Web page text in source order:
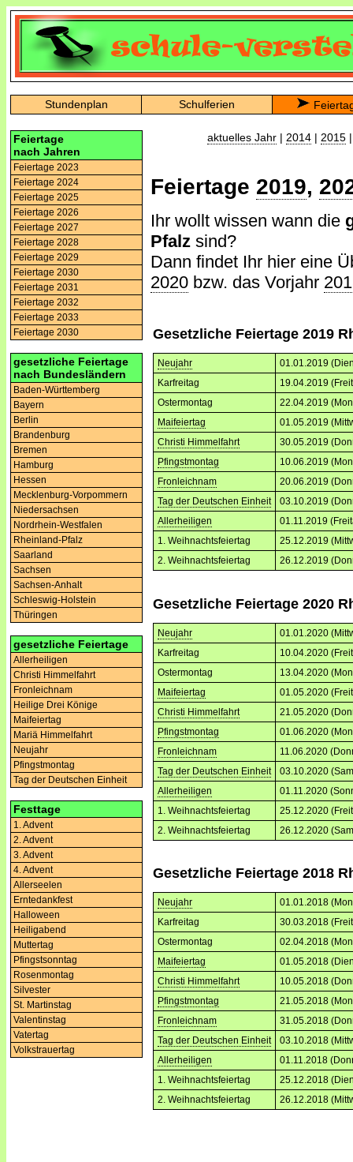
Stundenplan Schulferien
Feiertage
nach Jahren
Feiertage 2023
Feiertage 2024
Feiertage 2025
Feiertage 2026
Feiertage 2027
Feiertage 2028
Feiertage 2029
Feiertage 2030
Feiertage 2031
Feiertage 2032
Feiertage 2033
Feiertage 2030
gesetzliche Feiertage
nach Bundesländern
Baden-Württemberg
Bayern
Berlin
Brandenburg
Bremen
Hamburg
Hessen
Mecklenburg-Vorpommern
Niedersachsen
Nordrhein-Westfalen
Rheinland-Pfalz
Saarland
Sachsen
Sachsen-Anhalt
Schleswig-Holstein
Thüringen
gesetzliche Feiertage
Allerheiligen
Christi Himmelfahrt
Fronleichnam
Heilige Drei Könige
Maifeiertag
Mariä Himmelfahrt
Neujahr
Pfingstmontag
Tag der Deutschen Einheit
Festtage
1. Advent
2. Advent
3. Advent
4. Advent
Allerseelen
Erntedankfest
Halloween
Heiligabend
Muttertag
Pfingstsonntag
Rosenmontag
Silvester
St. Martinstag
Valentinstag
Vatertag
Volkstrauertag
aktuelles Jahr | 2014 | 2015
Feiertage 2019,
Ihr wollt wissen wann die
Pfalz sind?
Dann findet Ihr hier eine
2020 bzw. das Vorjahr
Gesetzliche Feiertage 2019
Neujahr
01.01.2019
Karfreitag
19.04.2019
Ostermontag
22.04.2019
Maifeiertag
01.05.2019
Christi Himmelfahrt
30.05.2019
Pfingstmontag
10.06.2019
Fronleichnam
20.06.2019
Tag der Deutschen Einheit
03.10.2019
Allerheiligen
01.11.2019
1. Weihnachtsfeiertag
25.12.2019
2. Weihnachtsfeiertag
26.12.2019
Gesetzliche Feiertage 2020
Neujahr
01.01.2020
Karfreitag
10.04.2020
Ostermontag
13.04.2020
Maifeiertag
01.05.2020
Christi Himmelfahrt
21.05.2020
Pfingstmontag
01.06.2020
Fronleichnam
11.06.2020
Tag der Deutschen Einheit
03.10.2020
Allerheiligen
01.11.2020
1. Weihnachtsfeiertag
25.12.2020
2. Weihnachtsfeiertag
26.12.2020
Gesetzliche Feiertage 2018
Neujahr
01.01.2018
Karfreitag
30.03.2018
Ostermontag
02.04.2018
Maifeiertag
01.05.2018
Christi Himmelfahrt
10.05.2018
Pfingstmontag
21.05.2018
Fronleichnam
31.05.2018
Tag der Deutschen Einheit
03.10.2018
Allerheiligen
01.11.2018
1. Weihnachtsfeiertag
25.12.2018
2. Weihnachtsfeiertag
26.12.2018